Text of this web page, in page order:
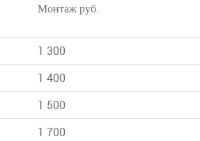
Монтаж руб.
1 300
1 400
1 500
1 700